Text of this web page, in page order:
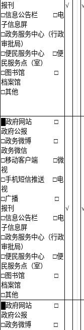
报刊
□信息公告栏
□电
子信息屏
□政务服务中心（行政
审批局）
□便民服务中心
□便
民服务点（室）
□图书馆
□
档案馆
□其他
√
█政府网站
□
政府公报
□政务微博
□
政务微信
□移动客户端
□微
视
□手机短信推送
□电
视
□广播
□
报刊
□信息公告栏
□电
子信息屏
□政务服务中心（行政
审批局）
□便民服务中心
□便
民服务点（室）
□图书馆
□
档案馆
□其他
√
█政府网站
□
政府公报
□政务微博
□